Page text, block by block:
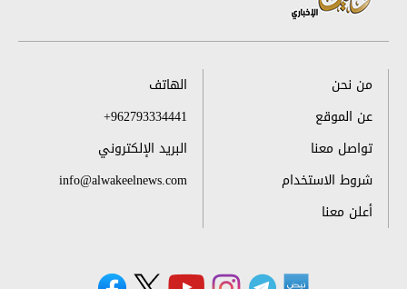
من نحن
عن الموقع
تواصل معنا
شروط الاستخدام
أعلن معنا
الهاتف
+962793334441
البريد الإلكتروني
info@alwakeelnews.com